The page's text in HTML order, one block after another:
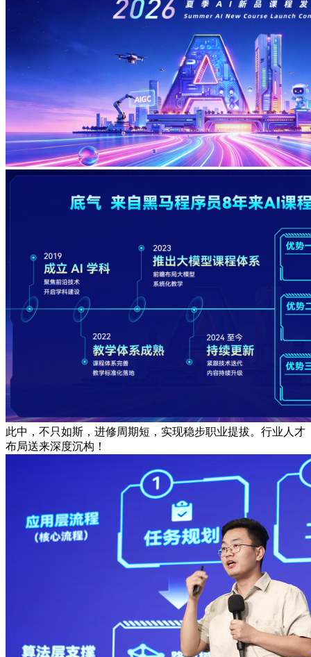
此中，不只如斯，进修周期短，实现稳步职业提拔。行业人才
布局送来深度沉构！